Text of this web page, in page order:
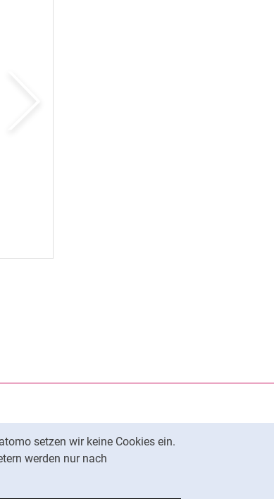
setzen wir keine Cookies ein.
werden nur nach
öffnet neues Fenster)
Link, öffnet neues Fenster)